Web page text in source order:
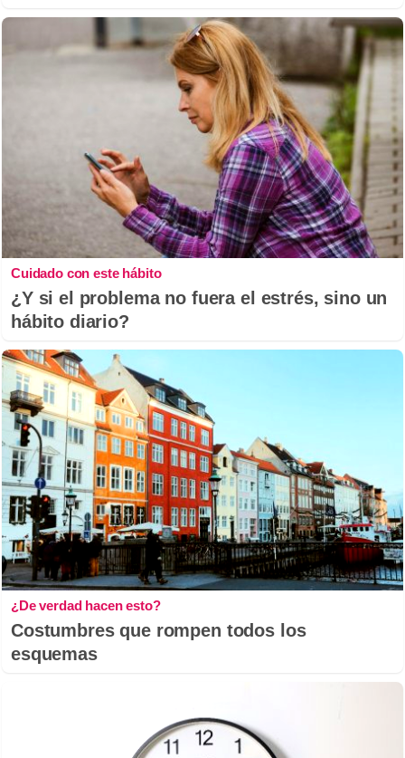
Cuidado con este hábito
¿Y si el problema no fuera el estrés, sino un
hábito diario?
¿De verdad hacen esto?
Costumbres que rompen todos los
esquemas